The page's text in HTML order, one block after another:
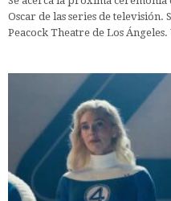
Oscar de las series de televisión.
Peacock Theatre de Los